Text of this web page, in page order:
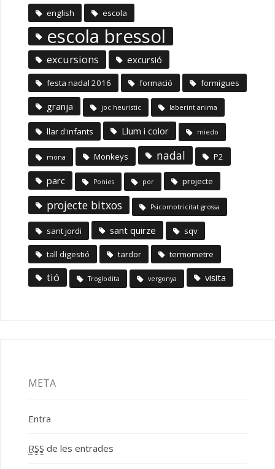
english escola
escola bressol
excursions excursió
festa nadal 2016 formació formigues
granja joc heuristic laberint anima
llar d'infants Llum i color miedo
mona Monkeys nadal P2
parc Ponies por projecte
projecte bitxos Psicomotricitat grossa
sant jordi sant quirze sqv
tall digestió tardor termometre
tió Troglodita vergonya visita
META
Entra
RSS de les entrades